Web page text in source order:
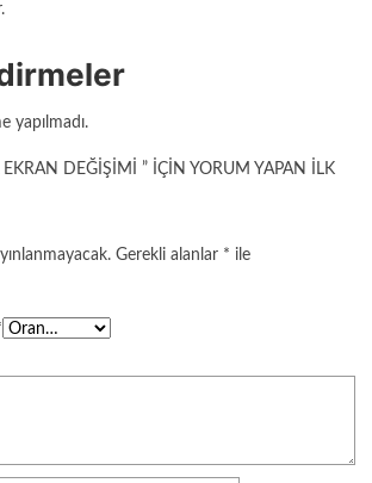
yapılmadı.
DEĞIŞIMI ” IÇIN YORUM YAPAN ILK
Gerekli alanlar * ile